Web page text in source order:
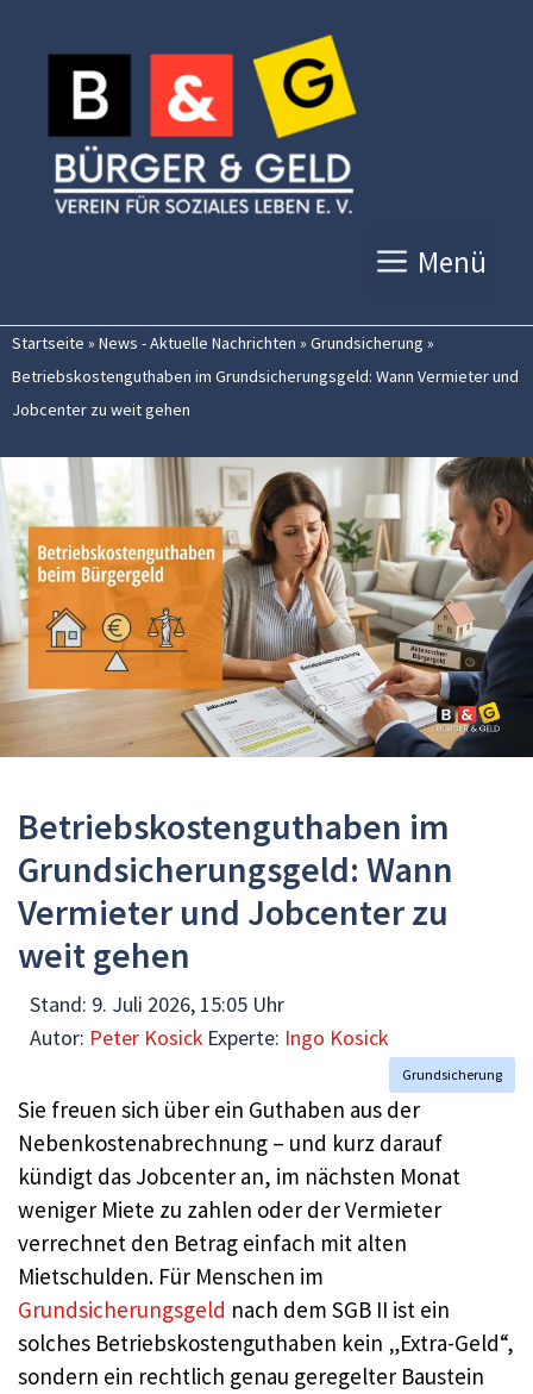
Inhalt
springen
Menü
Startseite » News - Aktuelle Nachrichten » Grundsicherung »
Betriebskostenguthaben im Grundsicherungsgeld: Wann Vermieter und
Jobcenter zu weit gehen
Betriebskostenguthaben im
Grundsicherungsgeld: Wann
Vermieter und Jobcenter zu
weit gehen
Stand: 9. Juli 2026, 15:05 Uhr
Autor: Peter Kosick Experte: Ingo Kosick
Grundsicherung
Sie freuen sich über ein Guthaben aus der
Nebenkostenabrechnung – und kurz darauf
kündigt das Jobcenter an, im nächsten Monat
weniger Miete zu zahlen oder der Vermieter
verrechnet den Betrag einfach mit alten
Mietschulden. Für Menschen im
Grundsicherungsgeld nach dem SGB II ist ein
solches Betriebskostenguthaben kein „Extra-Geld“,
sondern ein rechtlich genau geregelter Baustein